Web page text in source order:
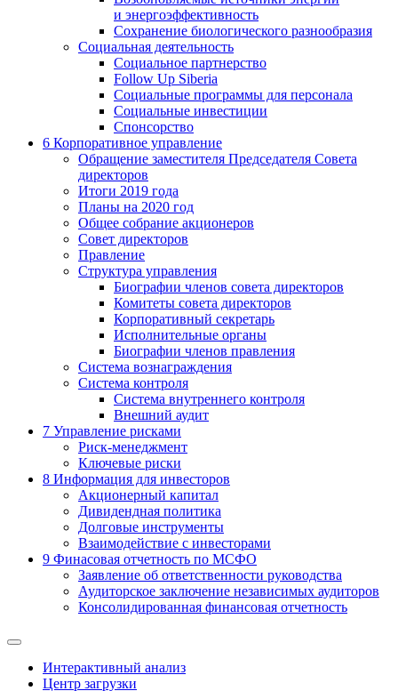
и энергоэффективность
Сохранение биологического разнообразия
Социальная деятельность
Социальное партнерство
Follow Up Siberia
Социальные программы для персонала
Социальные инвестиции
Спонсорство
6 Корпоративное управление
Обращение заместителя Председателя Совета
директоров
Итоги 2019 года
Планы на 2020 год
Общее собрание акционеров
Совет директоров
Правление
Структура управления
Биографии членов совета директоров
Комитеты совета директоров
Корпоративный секретарь
Исполнительные органы
Биографии членов правления
Система вознаграждения
Система контроля
Система внутреннего контроля
Внешний аудит
7 Управление рисками
Риск-менеджмент
Ключевые риски
8 Информация для инвесторов
Акционерный капитал
Дивидендная политика
Долговые инструменты
Взаимодействие с инвеcторами
9 Финасовая отчетность по МСФО
Заявление об ответственности руководства
Аудиторское заключение независимых аудиторов
Консолидированная финансовая отчетность
Интерактивный анализ
Центр загрузки